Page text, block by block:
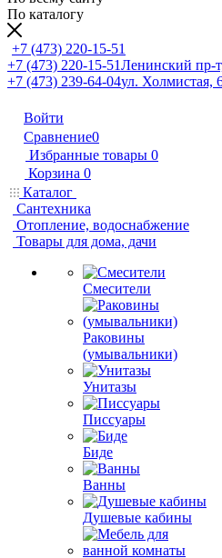
По каталогу
+7 (473) 220-15-51
+7 (473) 220-15-51Ленинский пр-
+7 (473) 239-64-04ул. Холмистая,
Войти
Сравнение0
Избранные товары 0
Корзина 0
Каталог
Сантехника
Отопление, водоснабжение
Товары для дома, дачи
Смесители
Раковины
(умывальники)
Унитазы
Писсуары
Биде
Ванны
Душевые кабины